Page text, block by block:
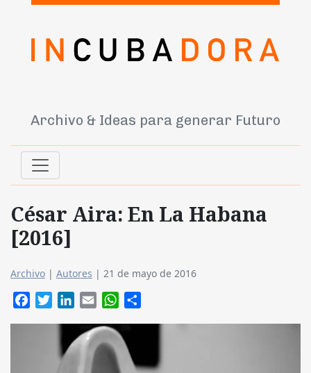
Archivo & Ideas para generar Futuro
César Aira: En La Habana
[2016]
Archivo | Autores | 21 de mayo de 2016
FacebookTwitterLinkedIn
Email WhatsApp